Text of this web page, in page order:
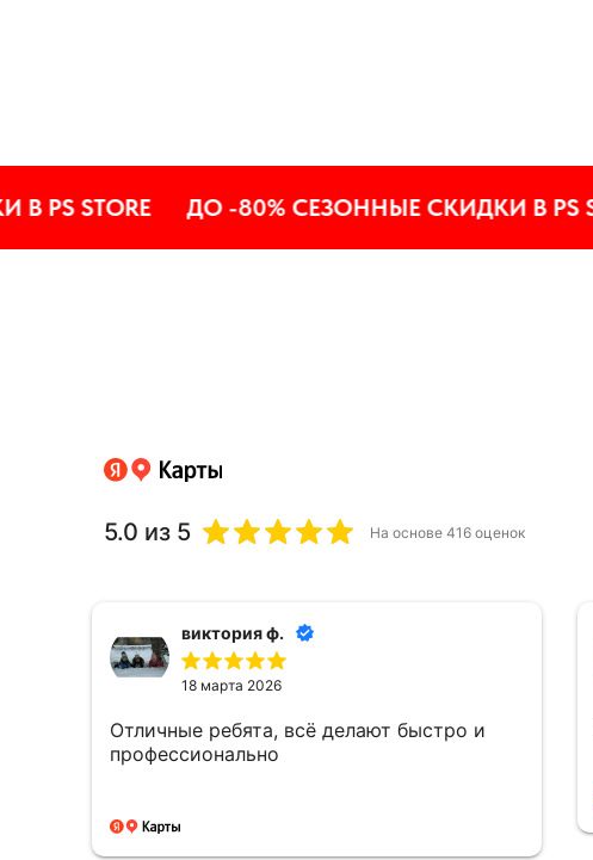
ДО -80% СЕЗОННЫЕ СКИДКИ В PS
5.0 из 5 На основе 416 оценок
виктория ф.
18 марта 2026
Отличные ребята, всё делают быстро и
профессионально